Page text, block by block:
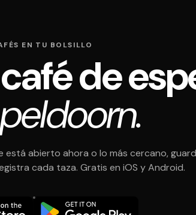
EN TU BOLSILLO
de
está abierto ahora o lo más cercano,
cada taza. Gratis en iOS y Android.